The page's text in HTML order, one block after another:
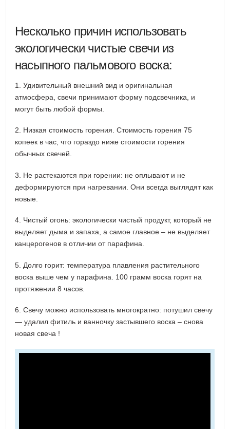
Несколько причин использовать
экологически чистые свечи из
насыпного пальмового воска:
1. Удивительный внешний вид и оригинальная
атмосфера, свечи принимают форму подсвечника, и
могут быть любой формы.
2. Низкая стоимость горения. Стоимость горения 75
копеек в час, что гораздо ниже стоимости горения
обычных свечей.
3. Не растекаются при горении: не оплывают и не
деформируются при нагревании. Они всегда выглядят как
новые.
4. Чистый огонь: экологически чистый продукт, который не
выделяет дыма и запаха, а самое главное – не выделяет
канцерогенов в отличии от парафина.
5. Долго горит: температура плавления растительного
воска выше чем у парафина. 100 грамм воска горят на
протяжении 8 часов.
6. Свечу можно использовать многократно: потушил свечу
— удалил фитиль и ванночку застывшего воска – снова
новая свеча !